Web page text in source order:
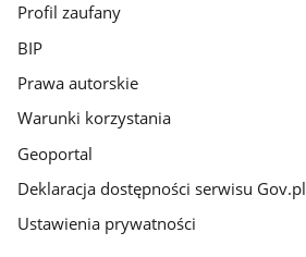
Profil zaufany
BIP
Prawa autorskie
Warunki korzystania
Geoportal
Deklaracja dostępności serwisu Gov.pl
Ustawienia prywatności